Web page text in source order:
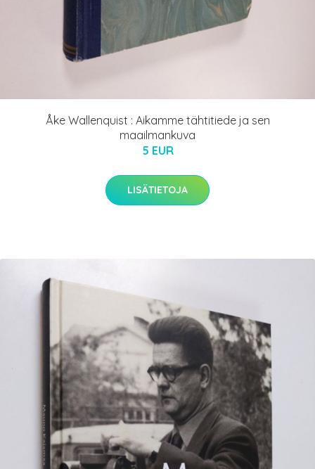
Åke Wallenquist : Aikamme tähtitiede ja sen
maailmankuva
5 EUR
LISÄTIETOJA